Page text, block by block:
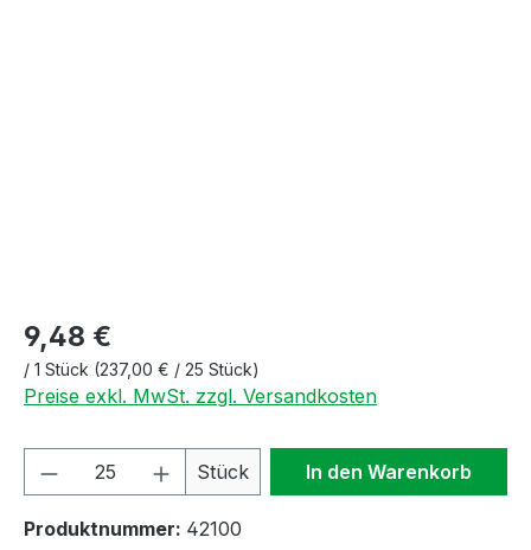
9,48 €
/ 1 Stück (237,00 € / 25 Stück)
Preise exkl. MwSt. zzgl. Versandkosten
Produkt Anzahl: Gib den
Stück In den Warenkorb
Produktnummer: 42100